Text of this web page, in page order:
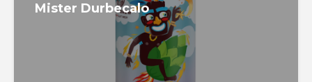
Mister Durbecalo